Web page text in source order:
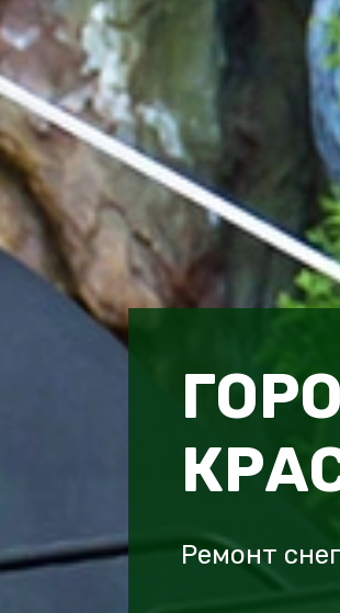
Ремонт